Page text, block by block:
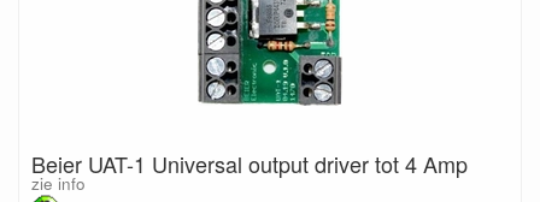
Beier UAT-1 Universal output driver tot 4 Amp
zie info